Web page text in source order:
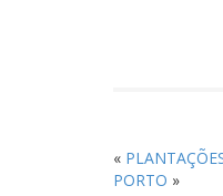
«
PORTO »